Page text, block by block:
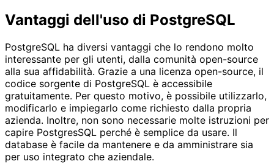
Vantaggi dell'uso di PostgreSQL
PostgreSQL ha diversi vantaggi che lo rendono molto
interessante per gli utenti, dalla comunità open-source
alla sua affidabilità. Grazie a una licenza open-source, il
codice sorgente di PostgreSQL è accessibile
gratuitamente. Per questo motivo, è possibile utilizzarlo,
modificarlo e impiegarlo come richiesto dalla propria
azienda. Inoltre, non sono necessarie molte istruzioni per
capire PostgresSQL perché è semplice da usare. Il
database è facile da mantenere e da amministrare sia
per uso integrato che aziendale.